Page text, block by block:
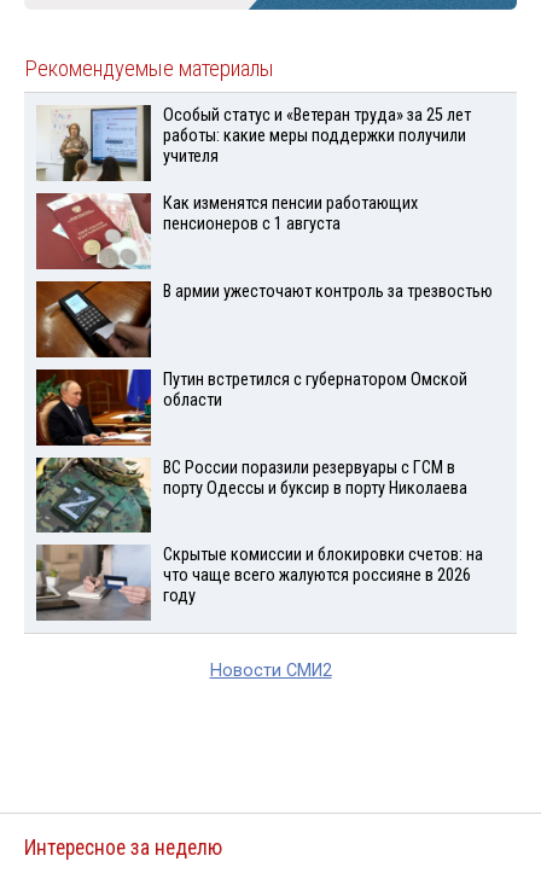
Рекомендуемые материалы
Особый статус и «Ветеран труда» за 25 лет
работы: какие меры поддержки получили
учителя
Как изменятся пенсии работающих
пенсионеров с 1 августа
В армии ужесточают контроль за трезвостью
Путин встретился с губернатором Омской
области
ВС России поразили резервуары с ГСМ в
порту Одессы и буксир в порту Николаева
Скрытые комиссии и блокировки счетов: на
что чаще всего жалуются россияне в 2026
году
Новости СМИ2
Интересное за неделю